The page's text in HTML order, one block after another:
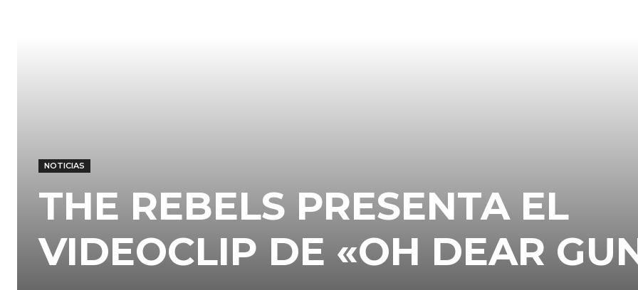
NOTICIAS
THE REBELS PRESENTA EL
VIDEOCLIP DE «OH DEAR